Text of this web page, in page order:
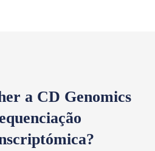
a CD Genomics